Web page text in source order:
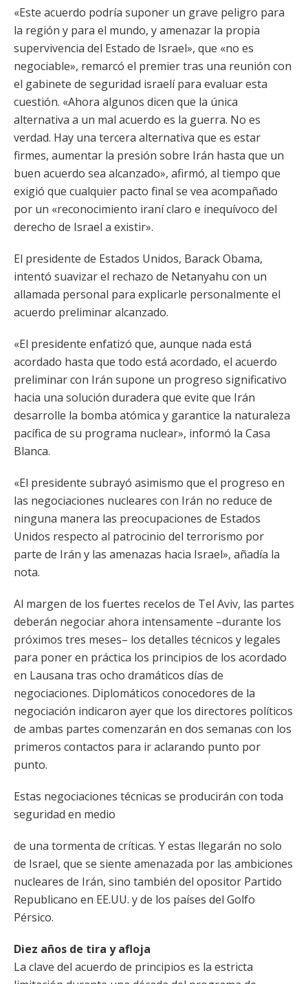
«Este acuerdo podría suponer un grave peligro para
la región y para el mundo, y amenazar la propia
supervivencia del Estado de Israel», que «no es
negociable», remarcó el premier tras una reunión con
el gabinete de seguridad israelí para evaluar esta
cuestión. «Ahora algunos dicen que la única
alternativa a un mal acuerdo es la guerra. No es
verdad. Hay una tercera alternativa que es estar
firmes, aumentar la presión sobre Irán hasta que un
buen acuerdo sea alcanzado», afirmó, al tiempo que
exigió que cualquier pacto final se vea acompañado
por un «reconocimiento iraní claro e inequívoco del
derecho de Israel a existir».
El presidente de Estados Unidos, Barack Obama,
intentó suavizar el rechazo de Netanyahu con un
allamada personal para explicarle personalmente el
acuerdo preliminar alcanzado.
«El presidente enfatizó que, aunque nada está
acordado hasta que todo está acordado, el acuerdo
preliminar con Irán supone un progreso significativo
hacia una solución duradera que evite que Irán
desarrolle la bomba atómica y garantice la naturaleza
pacífica de su programa nuclear», informó la Casa
Blanca.
«El presidente subrayó asimismo que el progreso en
las negociaciones nucleares con Irán no reduce de
ninguna manera las preocupaciones de Estados
Unidos respecto al patrocinio del terrorismo por
parte de Irán y las amenazas hacia Israel», añadía la
nota.
Al margen de los fuertes recelos de Tel Aviv, las partes
deberán negociar ahora intensamente –durante los
próximos tres meses– los detalles técnicos y legales
para poner en práctica los principios de los acordado
en Lausana tras ocho dramáticos días de
negociaciones. Diplomáticos conocedores de la
negociación indicaron ayer que los directores políticos
de ambas partes comenzarán en dos semanas con los
primeros contactos para ir aclarando punto por
punto.
Estas negociaciones técnicas se producirán con toda
seguridad en medio
de una tormenta de críticas. Y estas llegarán no solo
de Israel, que se siente amenazada por las ambiciones
nucleares de Irán, sino también del opositor Partido
Republicano en EE.UU. y de los países del Golfo
Pérsico.
Diez años de tira y afloja
La clave del acuerdo de principios es la estricta